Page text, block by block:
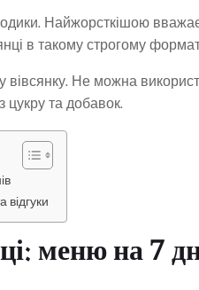
Найжорсткішою
в такому строгому
Не можна
та добавок.
відгуки
меню на 7